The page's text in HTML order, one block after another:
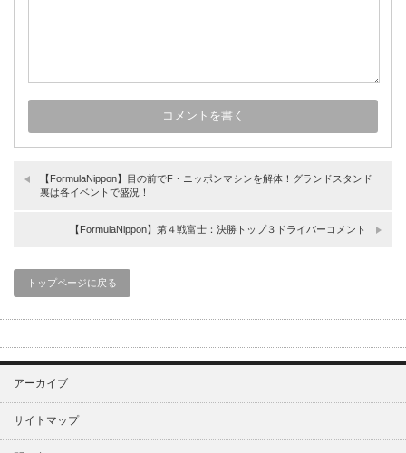
【FormulaNippon】目の前でF・ニッポンマシンを解体！グランドスタンド
裏は各イベントで盛況！
【FormulaNippon】第４戦富士：決勝トップ３ドライバーコメント
トップページに戻る
アーカイブ
サイトマップ